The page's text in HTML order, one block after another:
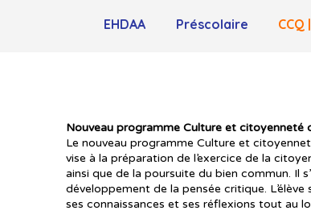
EHDAA Préscolaire
Nouveau programme Culture et citoyenneté
Le nouveau programme Culture et
vise à la préparation de l’exercice de la
ainsi que de la poursuite du bien commun. Il
développement de la pensée critique.
ses connaissances et ses réflexions tout au